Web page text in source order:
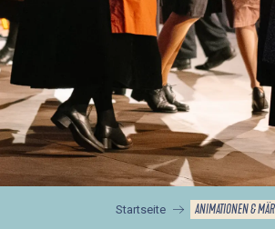
Startseite ANIMATIONEN &